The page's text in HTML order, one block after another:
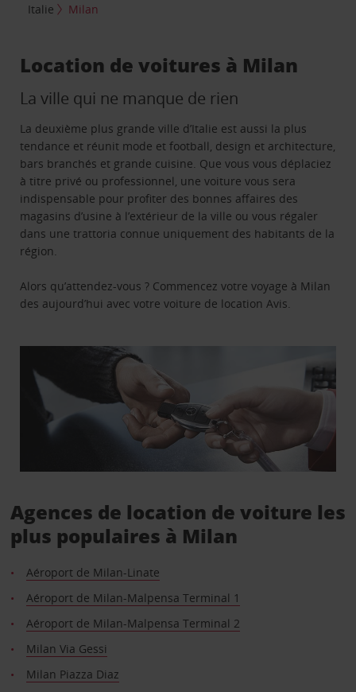
Italie
Milan
Location de voitures à Milan
La ville qui ne manque de rien
La deuxième plus grande ville d’Italie est aussi la plus
tendance et réunit mode et football, design et architecture,
bars branchés et grande cuisine. Que vous vous déplaciez
à titre privé ou professionnel, une voiture vous sera
indispensable pour profiter des bonnes affaires des
magasins d’usine à l’extérieur de la ville ou vous régaler
dans une trattoria connue uniquement des habitants de la
région.
Alors qu’attendez-vous ? Commencez votre voyage à Milan
des aujourd’hui avec votre voiture de location Avis.
Agences de location de voiture les
plus populaires à Milan
Aéroport de Milan-Linate
Aéroport de Milan-Malpensa Terminal 1
Aéroport de Milan-Malpensa Terminal 2
Milan Via Gessi
Milan Piazza Diaz